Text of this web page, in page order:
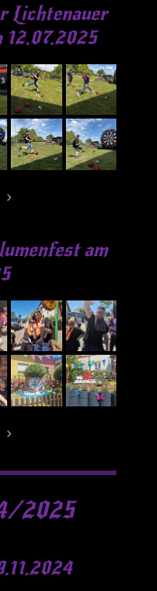
Lichtenauer
12.07.2025
am
2025